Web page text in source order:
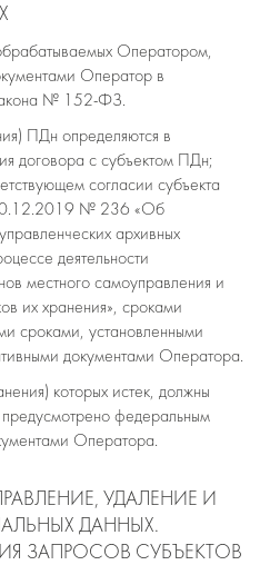
Оператором,
Оператор в
№ 152-ФЗ.
ПДн определяются в
договора с субъектом ПДн;
согласии субъекта
20.12.2019 № 236 «Об
архивных
деятельности
местного самоуправления и
их хранения», сроками
сроками, установленными
документами Оператора.
которых истек, должны
федеральным
Оператора.
УДАЛЕНИЕ И
ДАННЫХ.
ЗАПРОСОВ СУБЪЕКТОВ